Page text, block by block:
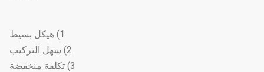
1) هيكل بسيط
2) سهل التركيب
3) تكلفة منخفضة